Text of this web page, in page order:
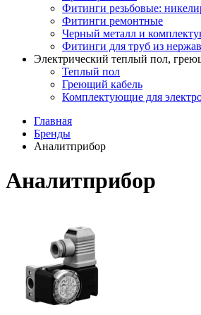
Фитинги резьбовые:
Фитинги ремонтные
Черный металл и
Фитинги для труб из
Электрический теплый пол,
Теплый пол
Греющий кабель
Комплектующие для
Главная
Бренды
Аналитприбор
Аналитприбор